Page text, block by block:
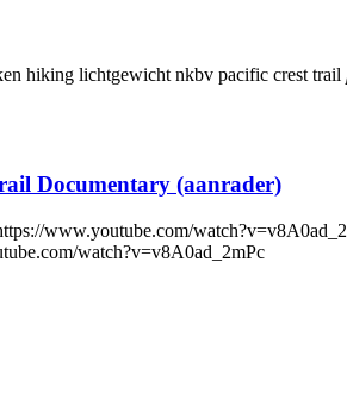
hiking lichtgewicht nkbv pacific crest trail
Documentary (aanrader)
www.youtube.com/
watch?v=v8A0ad_2mPc